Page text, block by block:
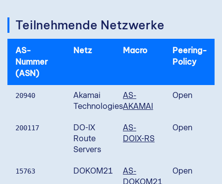
Teilnehmende Netzwerke
AS-
Nummer
(ASN)
Netz Macro
Peering-
Policy
20940
Akamai
Technologies
AS-
AKAMAI
Open
200117
DO-IX
Route
Servers
AS-
DOIX-RS
Open
15763 DOKOM21
AS-
DOKOM21
Open